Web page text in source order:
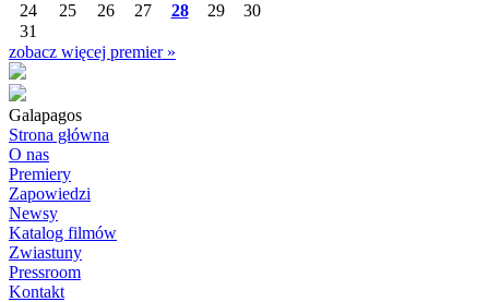
24
25 26 27 28 29
30
31
zobacz więcej premier »
Galapagos
Strona główna
O nas
Premiery
Zapowiedzi
Newsy
Katalog filmów
Zwiastuny
Pressroom
Kontakt